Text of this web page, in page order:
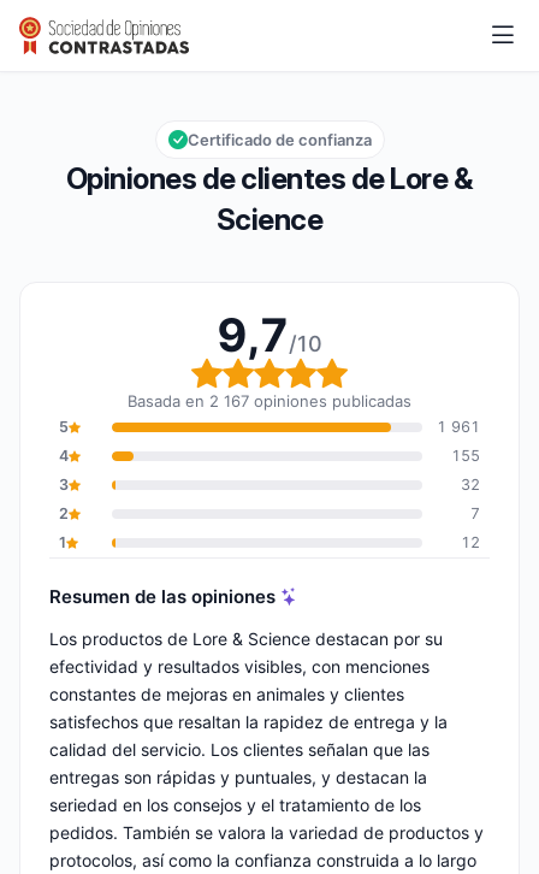
Lore & Science
Calificación global: 9,7 de 10
9,7/10
Opiniones de clientes de Lore &
Science
Certificado de confianza
9,7/10
Calificación global: 9,7
Basada en 2 167 opiniones publicadas
5
1 961
4
155
3
32
2
7
1
12
Resumen de las opiniones
Los productos de Lore & Science destacan por su
efectividad y resultados visibles, con menciones
constantes de mejoras en animales y clientes
satisfechos que resaltan la rapidez de entrega y la
calidad del servicio. Los clientes señalan que las
entregas son rápidas y puntuales, y destacan la
seriedad en los consejos y el tratamiento de los
pedidos. También se valora la variedad de productos y
protocolos, así como la confianza construida a lo largo